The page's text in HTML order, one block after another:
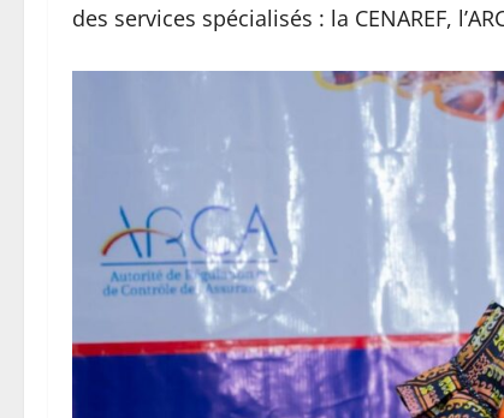
des services spécialisés : la CENAREF,